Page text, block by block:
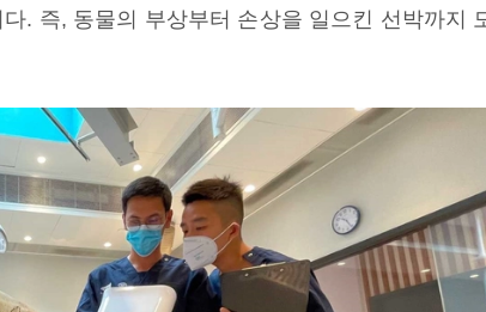
. 즉, 동물의 부상부터 손상을 일으킨 선박까지